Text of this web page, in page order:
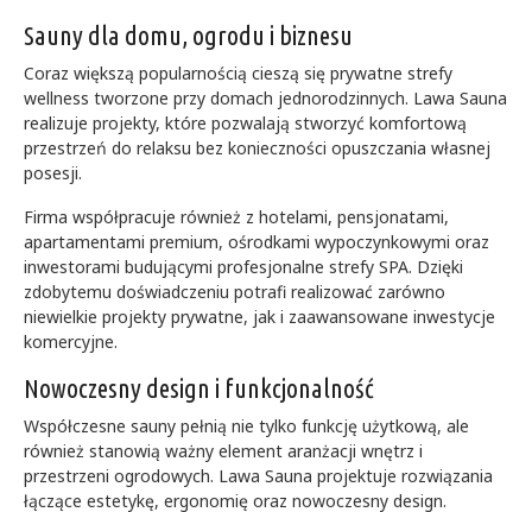
Sauny dla domu, ogrodu i biznesu
Coraz większą popularnością cieszą się prywatne strefy
wellness tworzone przy domach jednorodzinnych. Lawa Sauna
realizuje projekty, które pozwalają stworzyć komfortową
przestrzeń do relaksu bez konieczności opuszczania własnej
posesji.
Firma współpracuje również z hotelami, pensjonatami,
apartamentami premium, ośrodkami wypoczynkowymi oraz
inwestorami budującymi profesjonalne strefy SPA. Dzięki
zdobytemu doświadczeniu potrafi realizować zarówno
niewielkie projekty prywatne, jak i zaawansowane inwestycje
komercyjne.
Nowoczesny design i funkcjonalność
Współczesne sauny pełnią nie tylko funkcję użytkową, ale
również stanowią ważny element aranżacji wnętrz i
przestrzeni ogrodowych. Lawa Sauna projektuje rozwiązania
łączące estetykę, ergonomię oraz nowoczesny design.